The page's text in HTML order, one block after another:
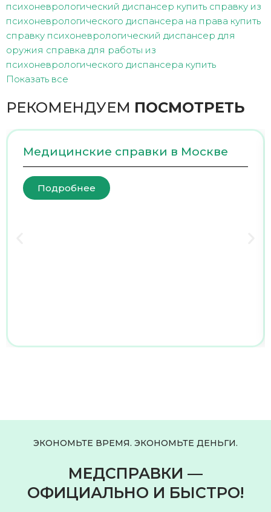
психоневрологический диспансер купить справку из
психоневрологического диспансера на права купить
справку психоневрологический диспансер для
оружия справка для работы из
психоневрологического диспансера купить
Показать все
РЕКОМЕНДУЕМ ПОСМОТРЕТЬ
Медицинские справки в Москве
Подробнее
ЭКОНОМЬТЕ ВРЕМЯ. ЭКОНОМЬТЕ ДЕНЬГИ.
МЕДСПРАВКИ —
ОФИЦИАЛЬНО И БЫСТРО!